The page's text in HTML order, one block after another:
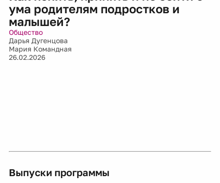
ума родителям подростков и
малышей?
Общество
Дарья Дугенцова
Мария Командная
26.02.2026
Выпуски программы